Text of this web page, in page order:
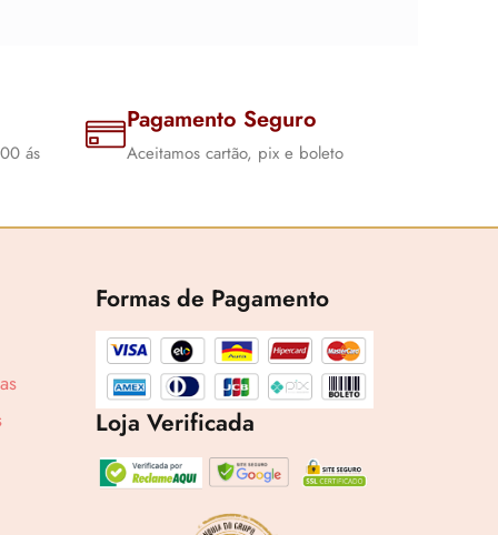
ás
Pagamento Seguro
Aceitamos cartão, pix e boleto
Formas de Pagamento
Loja Verificada